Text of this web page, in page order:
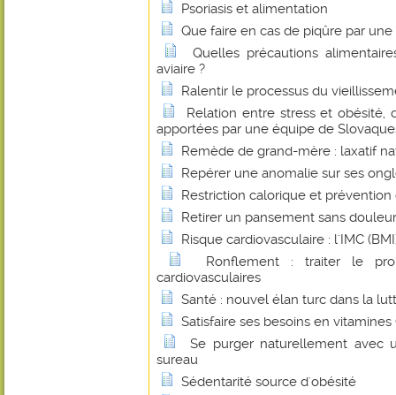
Psoriasis et alimentation
Que faire en cas de piqûre par
Quelles précautions
aviaire ?
Ralentir le processus du
Relation entre stress et obésité,
apportées par une équipe de
Remède de grand-mère : laxatif
Repérer une anomalie sur ses
Restriction calorique et
Retirer un pansement sans douleur
Risque cardiovasculaire : l'IMC
Ronflement : traiter le
cardiovasculaires
Santé : nouvel élan turc dans la
Satisfaire ses besoins en vitamines
Se purger naturellement avec
sureau
Sédentarité source d'obésité